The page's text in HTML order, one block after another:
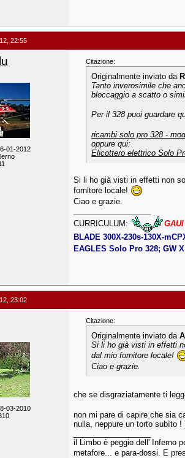
22:55
01-2012
Citazione:
Originalmente inviato da
Tanto inverosimile che
bloccaggio a scatto o
Per il 328 puoi guardare
ricambi solo pro 328 -
oppure qui:
Elicottero elettrico Solo
Si li ho già visti in effetti non
fornitore locale!
Ciao e grazie.
CURRICULUM:
BLADE 300X-230s-130X-
EAGLES Solo Pro 328; GW
23:02
03-2010
Citazione:
Originalmente inviato da
Si li ho già visti in effetti
dal mio fornitore locale!
Ciao e grazie.
che se disgraziatamente ti
non mi pare di capire che sia
nulla, neppure un torto subìto !
il Limbo è peggio dell' Inferno
metafore... e para-dossi. E